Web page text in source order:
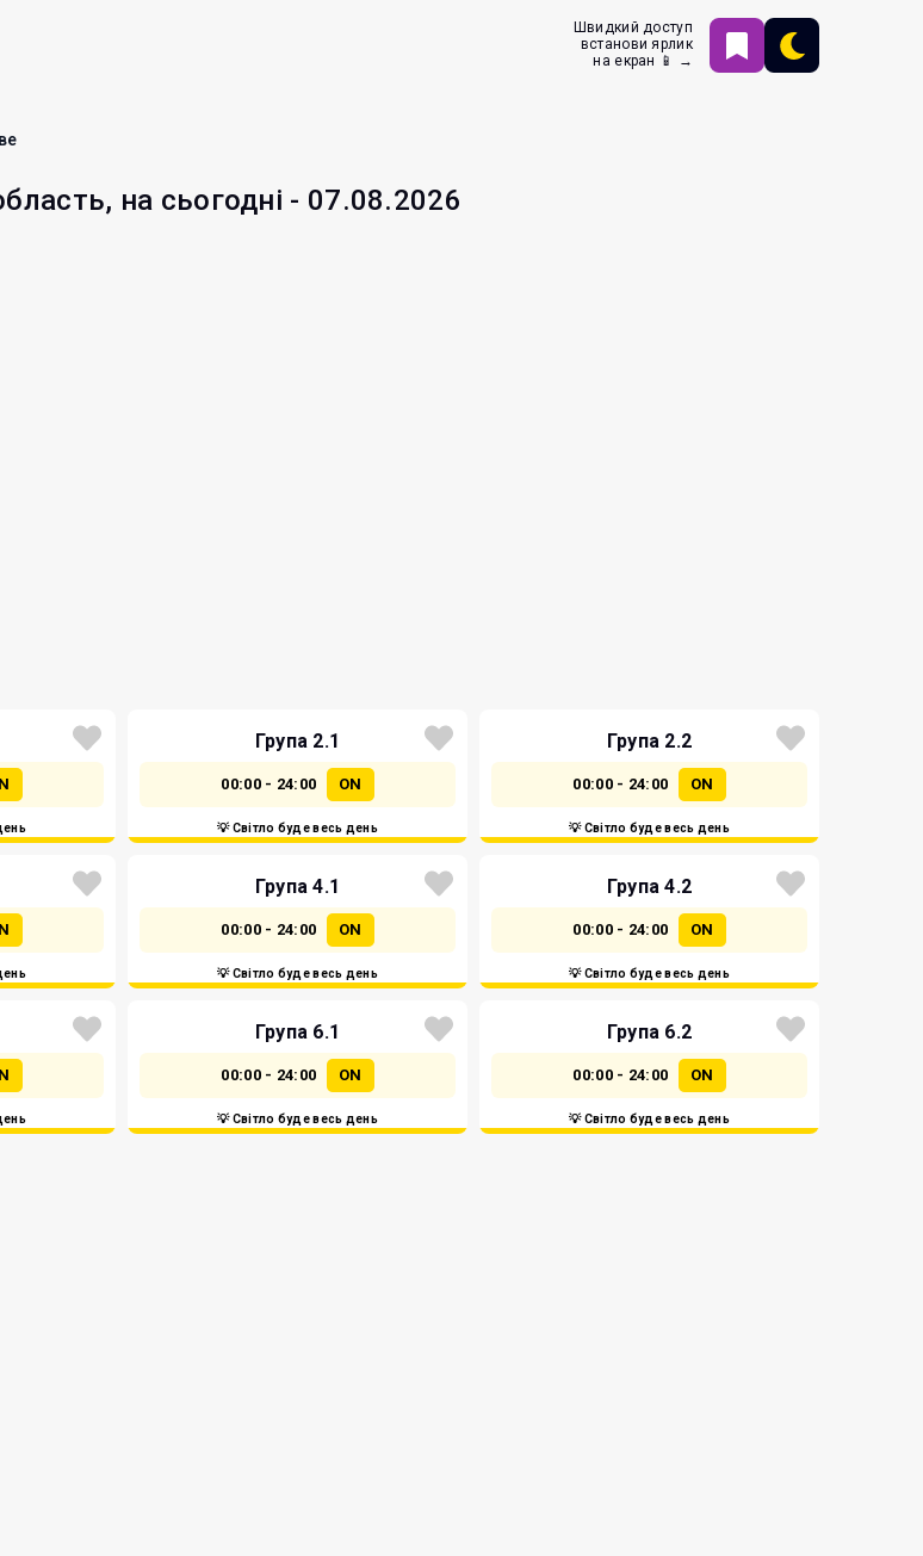
Швидкий доступ
встанови ярлик
на екран 📱 →
на сьогодні - 07.08.2026
Група 2.1
00:00 - 24:00 ON
💡 Світло буде весь день
Група 2.2
00:00 - 24:00 ON
💡 Світло буде весь день
Група 4.1
00:00 - 24:00 ON
💡 Світло буде весь день
Група 4.2
00:00 - 24:00 ON
💡 Світло буде весь день
Група 6.1
00:00 - 24:00 ON
💡 Світло буде весь день
Група 6.2
00:00 - 24:00 ON
💡 Світло буде весь день